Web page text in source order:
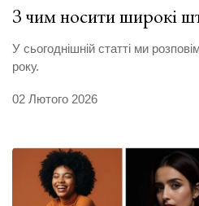
З чим носити широкі
У сьогоднішній статті ми
року.
02 Лютого 2026